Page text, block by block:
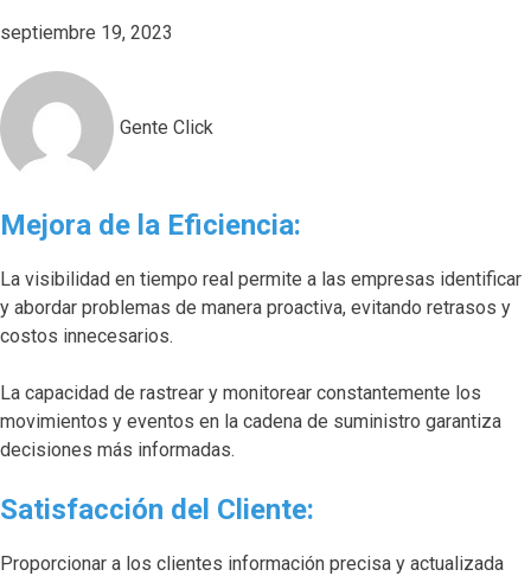
septiembre 19, 2023
Gente Click
Mejora de la Eficiencia:
La visibilidad en tiempo real permite a las empresas identificar
y abordar problemas de manera proactiva, evitando retrasos y
costos innecesarios.
La capacidad de rastrear y monitorear constantemente los
movimientos y eventos en la cadena de suministro garantiza
decisiones más informadas.
Satisfacción del Cliente:
Proporcionar a los clientes información precisa y actualizada